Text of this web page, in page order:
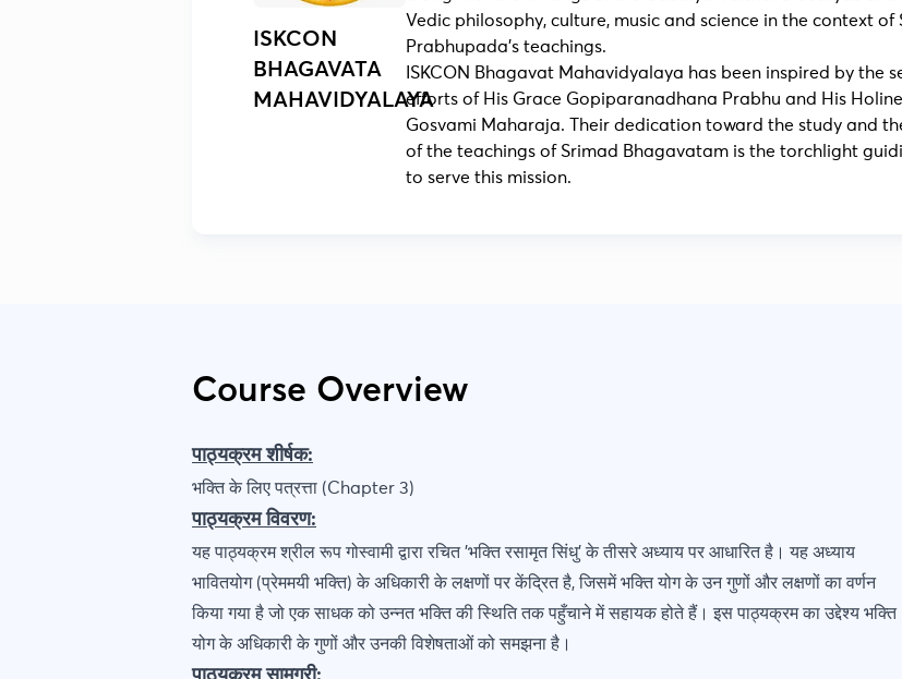
ISKCON
BHAGAVATA
MAHAVIDYALAYA
Vedic philosophy, culture, music and science in the context of
Prabhupada’s teachings.
ISKCON Bhagavat Mahavidyalaya has been inspired by the
efforts of His Grace Gopiparanadhana Prabhu and His
Gosvami Maharaja. Their dedication toward the study and
of the teachings of Srimad Bhagavatam is the torchlight
to serve this mission.
Course Overview
पाठ्यक्रम शीर्षक:
भक्ति के लिए पत्रत्ता (Chapter 3)
पाठ्यक्रम विवरण:
यह पाठ्यक्रम श्रील रूप गोस्वामी द्वारा रचित 'भक्ति रसामृत सिंधु' के तीसरे अध्याय पर आधारित है। यह अध्याय
भावितयोग (प्रेममयी भक्ति) के अधिकारी के लक्षणों पर केंद्रित है, जिसमें भक्ति योग के उन गुणों और लक्षणों का वर्णन
किया गया है जो एक साधक को उन्नत भक्ति की स्थिति तक पहुँचाने में सहायक होते हैं। इस पाठ्यक्रम का उद्देश्य भक्ति
योग के अधिकारी के गुणों और उनकी विशेषताओं को समझना है।